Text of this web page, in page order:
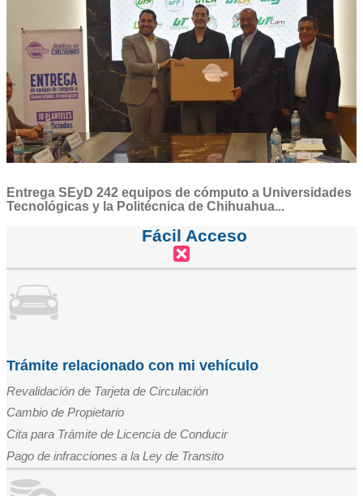
Entrega SEyD 242 equipos de cómputo a Universidades
Tecnológicas y la Politécnica de Chihuahua...
Fácil Acceso
Trámite relacionado con mi vehículo
Revalidación de Tarjeta de Circulación
Cambio de Propietario
Cita para Trámite de Licencia de Conducir
Pago de infracciones a la Ley de Transito